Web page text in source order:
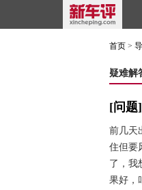
首页 >
疑难解
[问题]
前几天
住但要
了，我
果好，